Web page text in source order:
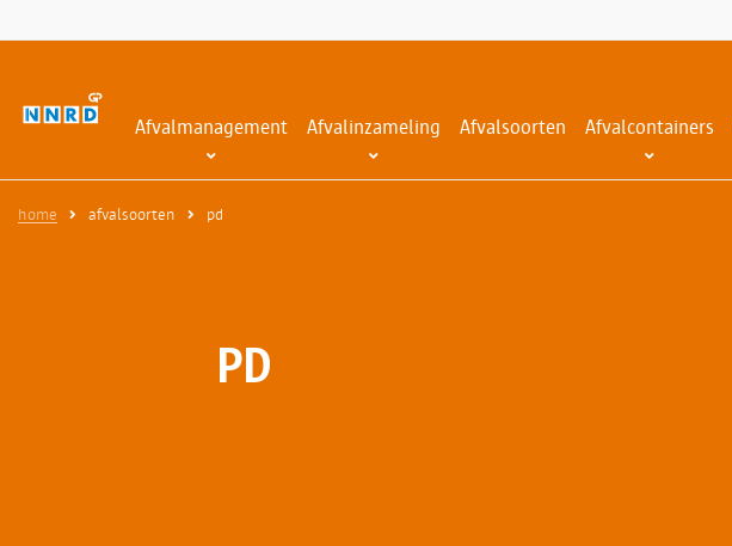
Afvalmanagement Afvalinzameling Afvalsoorten Afvalcontainers
home afvalsoorten pd
PD